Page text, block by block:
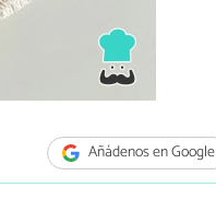
Añádenos en Google